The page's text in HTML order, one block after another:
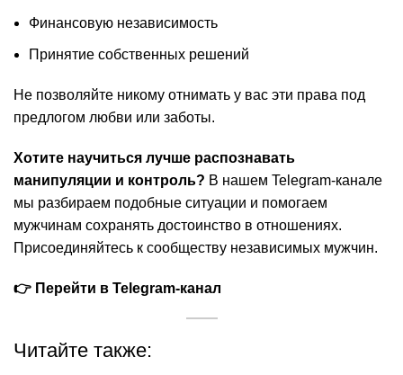
Финансовую независимость
Принятие собственных решений
Не позволяйте никому отнимать у вас эти права под
предлогом любви или заботы.
Хотите научиться лучше распознавать
манипуляции и контроль? В нашем Telegram-канале
мы разбираем подобные ситуации и помогаем
мужчинам сохранять достоинство в отношениях.
Присоединяйтесь к сообществу независимых мужчин.
👉 Перейти в Telegram-канал
Читайте также: